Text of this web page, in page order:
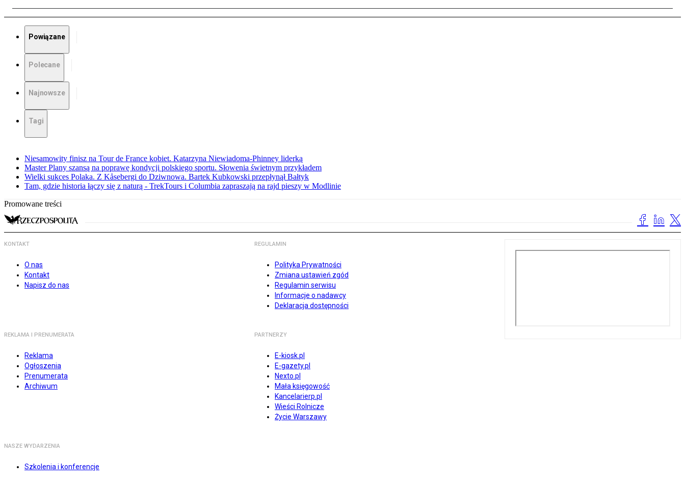
Powiązane
Polecane
Najnowsze
Tagi
Niesamowity finisz na Tour de France kobiet. Katarzyna Niewiadoma-Phinney liderką
Master Plany szansą na poprawę kondycji polskiego sportu. Słowenia świetnym przykładem
Wielki sukces Polaka. Z Kåsebergi do Dziwnowa. Bartek Kubkowski przepłynął Bałtyk
Tam, gdzie historia łączy się z naturą - TrekTours i Columbia zapraszają na rajd pieszy w Modlinie
Promowane treści
KONTAKT
O nas
Kontakt
Napisz do nas
REGULAMIN
Polityka Prywatności
Zmiana ustawień zgód
Regulamin serwisu
Informacje o nadawcy
Deklaracja dostępności
REKLAMA I PRENUMERATA
Reklama
Ogłoszenia
Prenumerata
Archiwum
PARTNERZY
E-kiosk.pl
E-gazety.pl
Nexto.pl
Mała księgowość
Kancelarierp.pl
Wieści Rolnicze
Życie Warszawy
NASZE WYDARZENIA
Szkolenia i konferencje